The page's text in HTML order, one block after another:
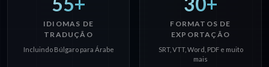
IDIOMAS DE
TRADUÇÃO
Incluindo Búlgaro para Árabe
FORMATOS DE
EXPORTAÇÃO
SRT, VTT, Word, PDF e muito
mais